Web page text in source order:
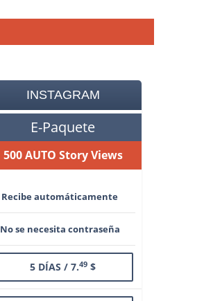
INSTAGRAM
E-Paquete
500 AUTO Story Views
Recibe automáticamente
No se necesita contraseña
5 DÍAS / 7.49 $